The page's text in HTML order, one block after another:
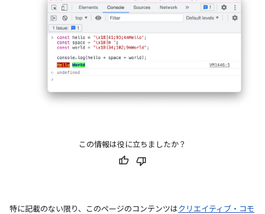
この情報は役に立ちましたか？
特に記載のない限り、このページのコンテンツはクリエイティブ・コモ